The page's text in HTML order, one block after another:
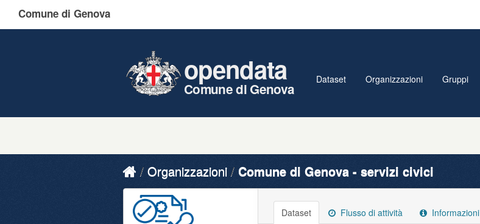
Comune di Genova
opendata
Comune di Genova
Dataset Organizzazioni Gruppi
Organizzazioni Comune di Genova - servizi civici
Dataset Flusso di attività Informazioni